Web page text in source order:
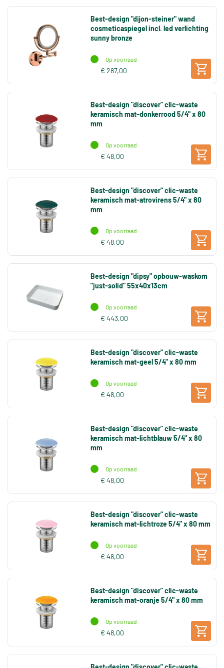
Best-design "dijon-steiner" wand
cosmeticaspiegel incl. led verlichting
sunny bronze
Op voorraad
€ 287,00
Best-design "discover" clic-waste
keramisch mat-donkerrood 5/4" x 80
mm
Op voorraad
€ 48,00
Best-design "discover" clic-waste
keramisch mat-atrovirens 5/4" x 80
mm
Op voorraad
€ 48,00
Best-design "dipsy" opbouw-waskom
"just-solid" 55x40x13cm
Op voorraad
€ 443,00
Best-design "discover" clic-waste
keramisch mat-geel 5/4" x 80 mm
Op voorraad
€ 48,00
Best-design "discover" clic-waste
keramisch mat-lichtblauw 5/4" x 80
mm
Op voorraad
€ 48,00
Best-design "discover" clic-waste
keramisch mat-lichtroze 5/4" x 80 mm
Op voorraad
€ 48,00
Best-design "discover" clic-waste
keramisch mat-oranje 5/4" x 80 mm
Op voorraad
€ 48,00